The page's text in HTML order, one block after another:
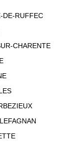
DE-RUFFEC
CHARENTE